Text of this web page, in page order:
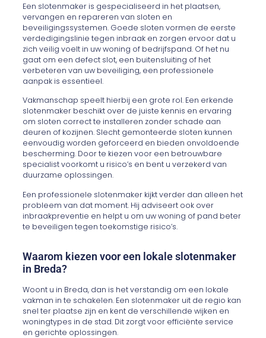
Een slotenmaker is gespecialiseerd in het plaatsen,
vervangen en repareren van sloten en
beveiligingssystemen. Goede sloten vormen de eerste
verdedigingslinie tegen inbraak en zorgen ervoor dat u
zich veilig voelt in uw woning of bedrijfspand. Of het nu
gaat om een defect slot, een buitensluiting of het
verbeteren van uw beveiliging, een professionele
aanpak is essentieel.
Vakmanschap speelt hierbij een grote rol. Een erkende
slotenmaker beschikt over de juiste kennis en ervaring
om sloten correct te installeren zonder schade aan
deuren of kozijnen. Slecht gemonteerde sloten kunnen
eenvoudig worden geforceerd en bieden onvoldoende
bescherming. Door te kiezen voor een betrouwbare
specialist voorkomt u risico’s en bent u verzekerd van
duurzame oplossingen.
Een professionele slotenmaker kijkt verder dan alleen het
probleem van dat moment. Hij adviseert ook over
inbraakpreventie en helpt u om uw woning of pand beter
te beveiligen tegen toekomstige risico’s.
Waarom kiezen voor een lokale slotenmaker
in Breda?
Woont u in Breda, dan is het verstandig om een lokale
vakman in te schakelen. Een slotenmaker uit de regio kan
snel ter plaatse zijn en kent de verschillende wijken en
woningtypes in de stad. Dit zorgt voor efficiënte service
en gerichte oplossingen.